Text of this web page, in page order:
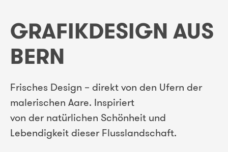
GRAFIKDESIGN AUS
BERN
Frisches Design – direkt von den Ufern der
malerischen Aare. Inspiriert
von der natürlichen Schönheit und
Lebendigkeit dieser Flusslandschaft.